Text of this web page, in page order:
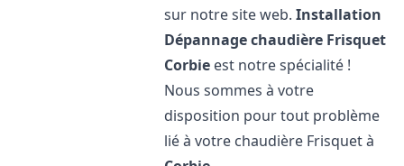
sur notre site web.Installation
Dépannage chaudière Frisquet
Corbie est notre spécialité !
Nous sommes à votre
disposition pour tout problème
lié à votre chaudière Frisquet à